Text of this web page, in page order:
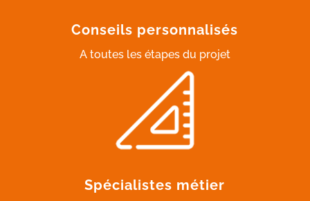
Conseils personnalisés
A toutes les étapes du projet
Spécialistes métier